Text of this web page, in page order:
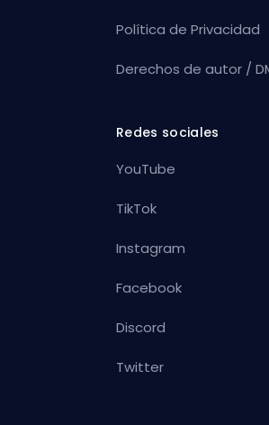
Política de Privacidad
Derechos de autor /
Redes sociales
YouTube
TikTok
Instagram
Facebook
Discord
Twitter